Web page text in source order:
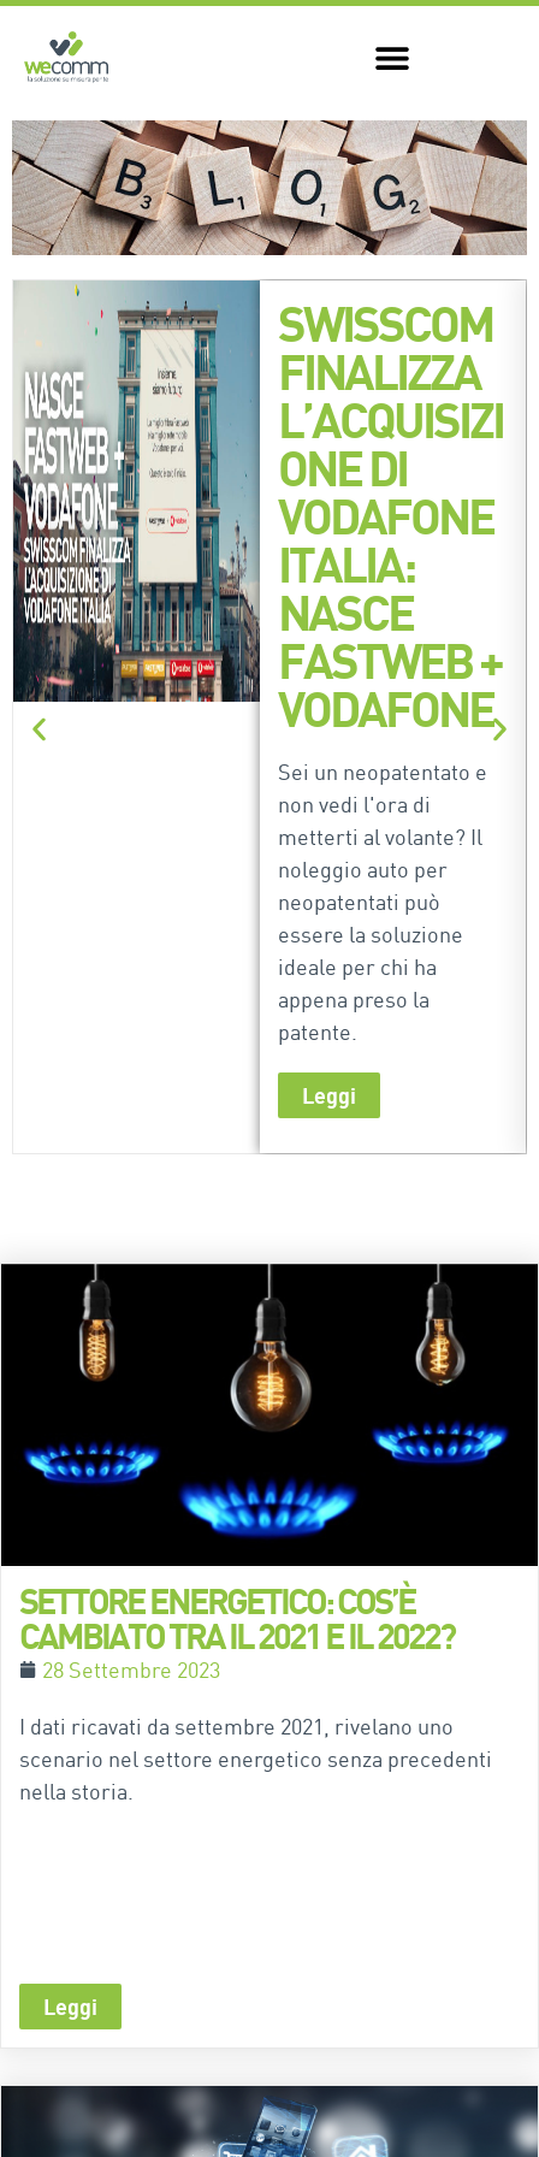
SWISSCOM
FINALIZZA
L’ACQUISIZI
ONE DI
VODAFONE
ITALIA:
NASCE
FASTWEB +
VODAFONE
Sei un neopatentato e
non vedi l'ora di
metterti al volante? Il
noleggio auto per
neopatentati può
essere la soluzione
ideale per chi ha
appena preso la
patente.
Leggi
SETTORE ENERGETICO: COS’È
CAMBIATO TRA IL 2021 E IL 2022?
28 Settembre 2023
I dati ricavati da settembre 2021, rivelano uno
scenario nel settore energetico senza precedenti
nella storia.
Leggi